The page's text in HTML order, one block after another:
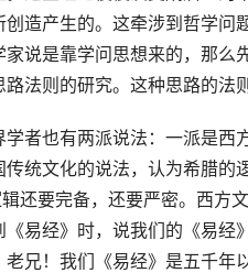
造产生的。这牵涉到哲学
家说是靠学问思想来的，那
法则的研究。这种思路的法
学者也有两派说法：一派是
统文化的说法，认为希腊的
辑还要完备，还要严密。西
易经》时，说我们的《易经
兄！我们《易经》是五千